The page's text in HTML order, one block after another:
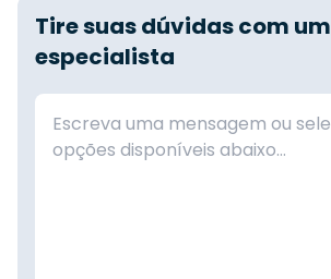
Tire suas dúvidas com um
especialista